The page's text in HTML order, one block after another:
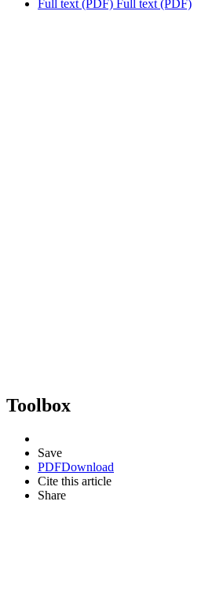
Full text (PDF) Full text (PDF)
Toolbox
Save
PDFDownload
Cite this article
Share